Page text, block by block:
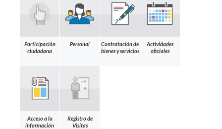
Participación
ciudadana
Personal
Contratación de
bienes y servicios
Actividades
oficiales
Acceso a la
información
Registro de
Visitas